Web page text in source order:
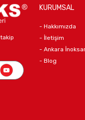
KURUMSAL
- Hakkımızda
- İletişim
- Ankara
- Blog